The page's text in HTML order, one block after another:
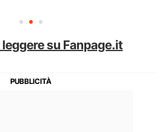
su Fanpage.it